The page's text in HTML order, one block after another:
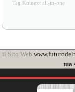
Tag Koinext all-in-one
il Sito Web
tua